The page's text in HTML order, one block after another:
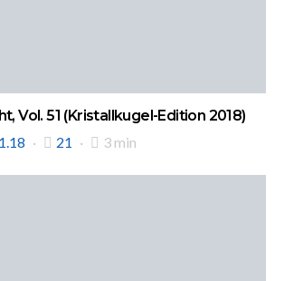
Vol. 51 (Kristallkugel-Edition 2018)
21 3 min